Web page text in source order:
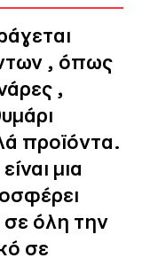
, όπως
,
προϊόντα.
μια
όλη την
σε